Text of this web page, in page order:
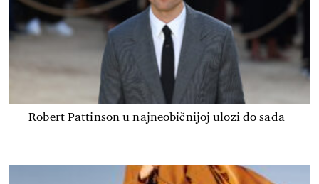
Robert Pattinson u najneobičnijoj ulozi do sada